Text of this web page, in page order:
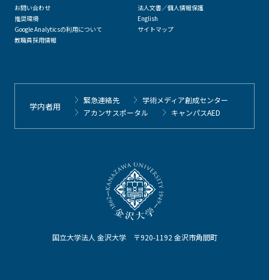
国立大学法人 金沢大学 〒920-1192 金沢市角間町
お問い合わせ
推奨環境
Google Analyticsの利用について
教職員採用情報
法人文書／個人情報保護
English
サイトマップ
学内者用
緊急連絡先
学術メディア創成センター
アカンサスポータル
キャンパスAED